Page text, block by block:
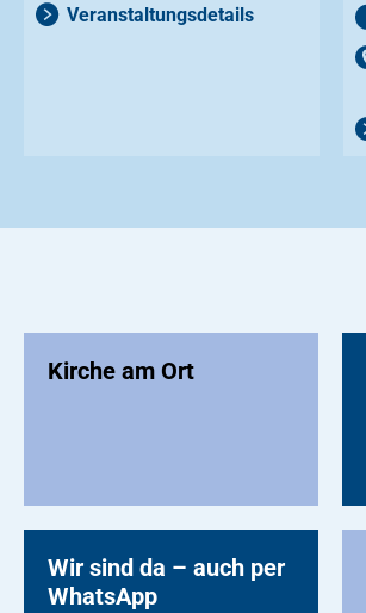
Veranstaltungsdetails
Kirche am Ort
Wir sind da – auch per
WhatsApp